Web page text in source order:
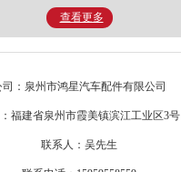
查看更多
司：泉州市鸿星汽车配件有限公司
福建省泉州市霞美镇滨江工业区3号
联系人：吴先生